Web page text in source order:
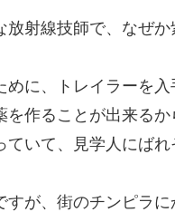
射線技師で、なぜ
に、トレイラーを
作ることが出来る
いて、見学人にばれ
が、街のチンピラ